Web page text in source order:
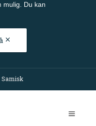
mulig. Du kan
Samisk